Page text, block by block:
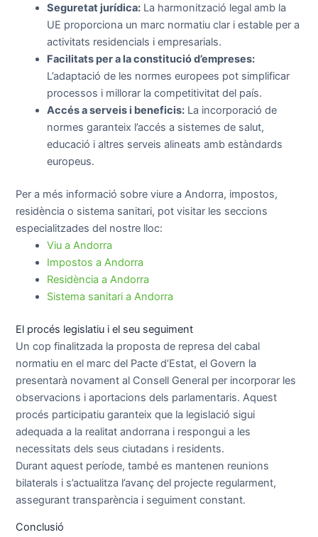
Seguretat jurídica: La harmonització legal amb la
UE proporciona un marc normatiu clar i estable per a
activitats residencials i empresarials.
Facilitats per a la constitució d’empreses:
L’adaptació de les normes europees pot simplificar
processos i millorar la competitivitat del país.
Accés a serveis i beneficis: La incorporació de
normes garanteix l’accés a sistemes de salut,
educació i altres serveis alineats amb estàndards
europeus.
Per a més informació sobre viure a Andorra, impostos,
residència o sistema sanitari, pot visitar les seccions
especialitzades del nostre lloc:
Viu a Andorra
Impostos a Andorra
Residència a Andorra
Sistema sanitari a Andorra
El procés legislatiu i el seu seguiment
Un cop finalitzada la proposta de represa del cabal
normatiu en el marc del Pacte d’Estat, el Govern la
presentarà novament al Consell General per incorporar les
observacions i aportacions dels parlamentaris. Aquest
procés participatiu garanteix que la legislació sigui
adequada a la realitat andorrana i respongui a les
necessitats dels seus ciutadans i residents.
Durant aquest període, també es mantenen reunions
bilaterals i s’actualitza l’avanç del projecte regularment,
assegurant transparència i seguiment constant.
Conclusió